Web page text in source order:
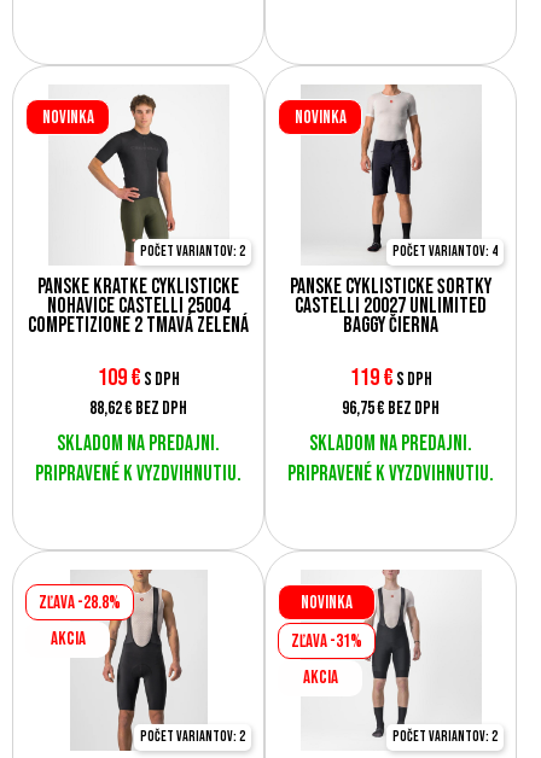
Pánske krátke cyklistické
nohavice Castelli 25004
COMPETIZIONE 2 tmavá zelená
Novinka
Počet variantov: 2
109€ s DPH
88,62 € bez DPH
Skladom na predajni.
Pripravené k vyzdvihnutiu.
Pánske cyklistické šortky
Castelli 20027 UNLIMITED
BAGGY čierna
Novinka
Počet variantov: 4
119€ s DPH
96,75 € bez DPH
Skladom na predajni.
Pripravené k vyzdvihnutiu.
Zľava -28.8%
AKCIA
Počet variantov: 2
Novinka
Zľava -31%
AKCIA
Počet variantov: 2